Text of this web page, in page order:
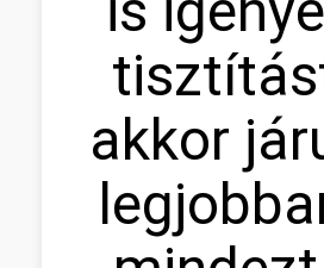
akkor